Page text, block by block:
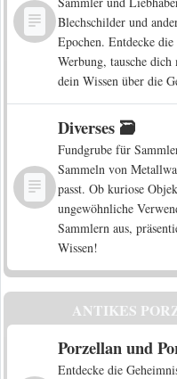
Blechschilder und
Epochen. Entdecke
Werbung, tausche
dein Wissen über die
Diverses 🗃️
Fundgrube für
Sammeln von
passt. Ob kuriose
ungewöhnliche
Sammlern aus,
Wissen!
ANTIKES
Porzellan und
Entdecke die